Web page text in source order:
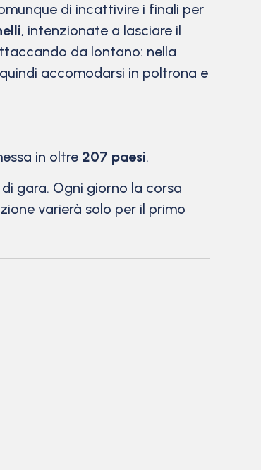
di incattivire i finali per
, intenzionate a lasciare il
da lontano: nella
accomodarsi in poltrona e
in oltre 207 paesi.
gara. Ogni giorno la corsa
varierà solo per il primo